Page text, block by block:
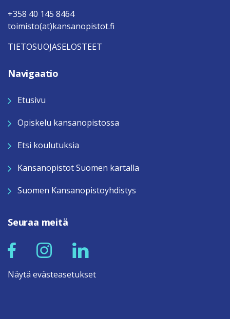
+358 40 145 8464
toimisto(at)kansanopistot.fi
TIETOSUOJASELOSTEET
Navigaatio
Etusivu
Opiskelu kansanopistossa
Etsi koulutuksia
Kansanopistot Suomen kartalla
Suomen Kansanopistoyhdistys
Seuraa meitä
Näytä evästeasetukset